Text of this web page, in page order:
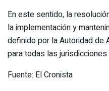
En este sentido, la
la implementación y
definido por la Autoridad de
para todas las jurisdicciones
Fuente: El Cronista